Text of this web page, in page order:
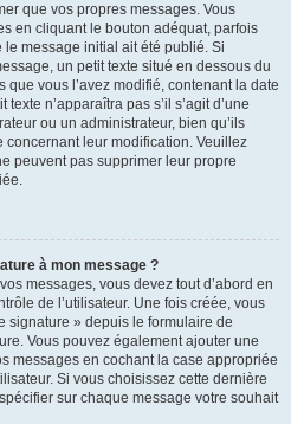
que vos propres messages. Vous
en cliquant le bouton adéquat, parfois
message initial ait été publié. Si
un petit texte situé en dessous du
vous l’avez modifié, contenant la date
n’apparaîtra pas s’il s’agit d’une
ou un administrateur, bien qu’ils
leur modification. Veuillez
peuvent pas supprimer leur propre
à mon message ?
messages, vous devez tout d’abord en
de l’utilisateur. Une fois créée, vous
signature » depuis le formulaire de
Vous pouvez également ajouter une
messages en cochant la case appropriée
Si vous choisissez cette dernière
sur chaque message votre souhait